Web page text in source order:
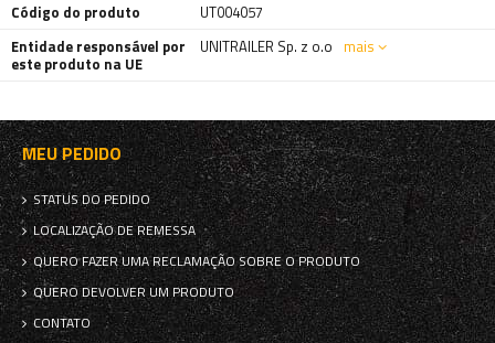
Código do produto
UT004057
Entidade responsável por
este produto na UE
UNITRAILER Sp. z o.o mais
MEU PEDIDO
STATUS DO PEDIDO
LOCALIZAÇÃO DE REMESSA
QUERO FAZER UMA RECLAMAÇÃO SOBRE O PRODUTO
QUERO DEVOLVER UM PRODUTO
CONTATO